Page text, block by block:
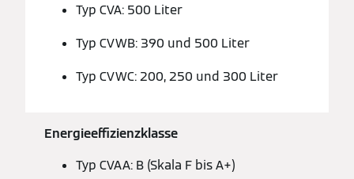
Typ CVA: 500 Liter
Typ CVWB: 390 und 500 Liter
Typ CVWC: 200, 250 und 300 Liter
Energieeffizienzklasse
Typ CVAA: B (Skala F bis A+)